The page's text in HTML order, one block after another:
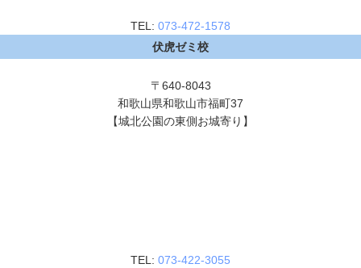
TEL: 073-472-1578
伏虎ゼミ校
〒640-8043
和歌山県和歌山市福町37
【城北公園の東側お城寄り】
TEL: 073-422-3055